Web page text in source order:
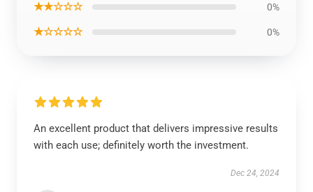
★★☆☆☆ 0%
★☆☆☆☆ 0%
An excellent product that delivers impressive results
with each use; definitely worth the investment.
Dec 24, 2024